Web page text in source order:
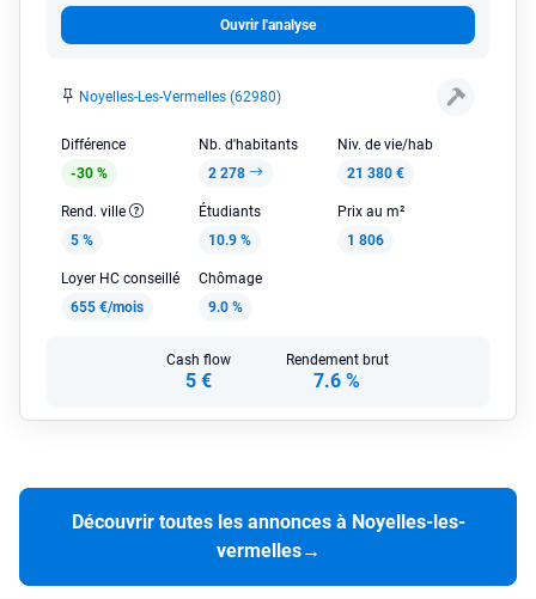
Ouvrir l'analyse
Noyelles-Les-Vermelles (62980)
Différence
-30 %
Nb. d'habitants
2 278
Niv. de vie/hab
21 380 €
Rend. ville
5 %
Étudiants
10.9 %
Prix au m²
1 806
Loyer HC conseillé
655 €/mois
Chômage
9.0 %
Cash flow
5 €
Rendement brut
7.6 %
Découvrir toutes les annonces à Noyelles-les-
vermelles→